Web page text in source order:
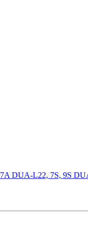
7A DUA-L22, 7S, 9S